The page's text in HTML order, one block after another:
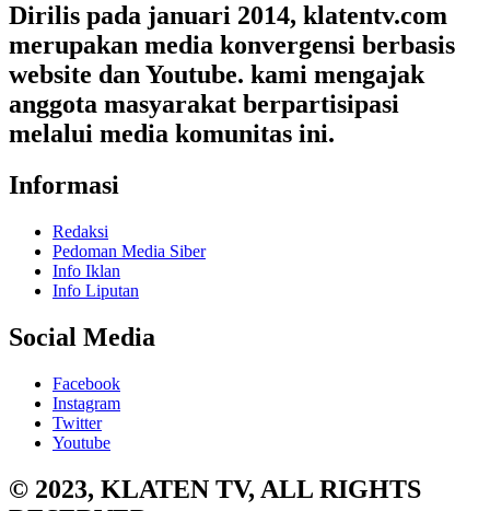
Dirilis pada januari 2014, klatentv.com
merupakan media konvergensi berbasis
website dan Youtube. kami mengajak
anggota masyarakat berpartisipasi
melalui media komunitas ini.
Informasi
Redaksi
Pedoman Media Siber
Info Iklan
Info Liputan
Social Media
Facebook
Instagram
Twitter
Youtube
© 2023, KLATEN TV, ALL RIGHTS